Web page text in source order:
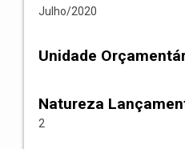
Julho/2020
Unidade
Natureza
2